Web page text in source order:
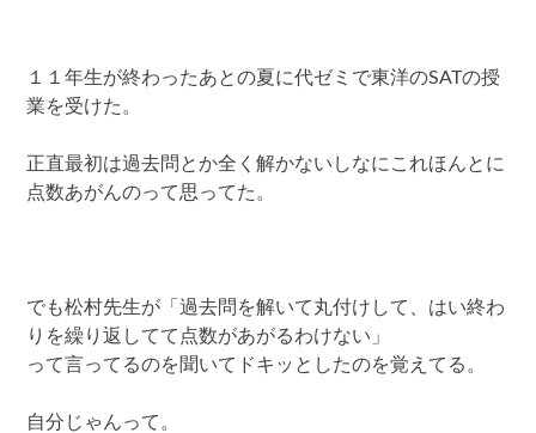
１１年生が終わったあとの夏に代ゼミで東洋のSATの授
業を受けた。
正直最初は過去問とか全く解かないしなにこれほんとに
点数あがんのって思ってた。
でも松村先生が「過去問を解いて丸付けして、はい終わ
りを繰り返してて点数があがるわけない」
って言ってるのを聞いてドキッとしたのを覚えてる。
自分じゃんって。